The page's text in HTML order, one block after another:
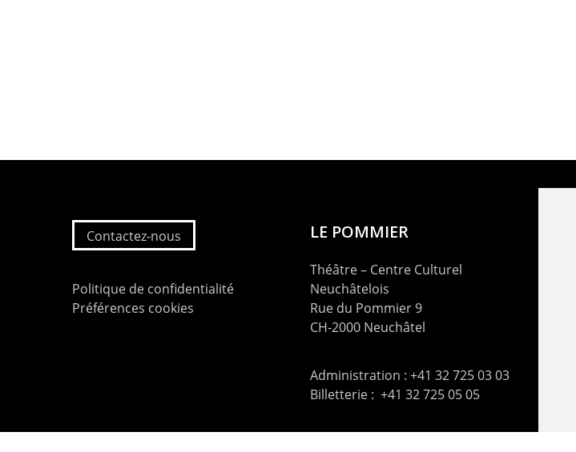
Contactez-nous
Politique de confidentialité
Préférences cookies
LE POMMIER
Théâtre – Centre Culturel
Neuchâtelois
Rue du Pommier 9
CH-2000 Neuchâtel
Administration : +41 32 725 03 03
Billetterie : +41 32 725 05 05